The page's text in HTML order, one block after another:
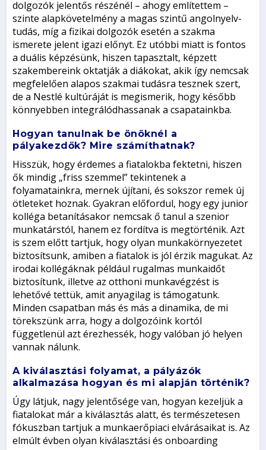
dolgozók jelentős részénél – ahogy említettem –
szinte alapkövetelmény a magas szintű angolnyelv-
tudás, míg a fizikai dolgozók esetén a szakma
ismerete jelent igazi előnyt. Ez utóbbi miatt is fontos
a duális képzésünk, hiszen tapasztalt, képzett
szakembereink oktatják a diákokat, akik így nemcsak
megfelelően alapos szakmai tudásra tesznek szert,
de a Nestlé kultúráját is megismerik, hogy később
könnyebben integrálódhassanak a csapatainkba.
Hogyan tanulnak be önöknél a
pályakezdők? Mire számíthatnak?
Hisszük, hogy érdemes a fiatalokba fektetni, hiszen
ők mindig „friss szemmel” tekintenek a
folyamatainkra, mernek újítani, és sokszor remek új
ötleteket hoznak. Gyakran előfordul, hogy egy junior
kolléga betanításakor nemcsak ő tanul a szenior
munkatárstól, hanem ez fordítva is megtörténik. Azt
is szem előtt tartjuk, hogy olyan munkakörnyezetet
biztosítsunk, amiben a fiatalok is jól érzik magukat. Az
irodai kollégáknak például rugalmas munkaidőt
biztosítunk, illetve az otthoni munkavégzést is
lehetővé tettük, amit anyagilag is támogatunk.
Minden csapatban más és más a dinamika, de mi
törekszünk arra, hogy a dolgozóink kortól
függetlenül azt érezhessék, hogy valóban jó helyen
vannak nálunk.
A kiválasztási folyamat, a pályázók
alkalmazása hogyan és mi alapján történik?
Úgy látjuk, nagy jelentősége van, hogyan kezeljük a
fiatalokat már a kiválasztás alatt, és természetesen
fókuszban tartjuk a munkaerőpiaci elvárásaikat is. Az
elmúlt évben olyan kiválasztási és onboarding